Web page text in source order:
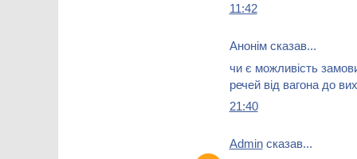
11:42
Анонім сказав...
чи є можливість
речей від вагона до
21:40
Adminсказав...